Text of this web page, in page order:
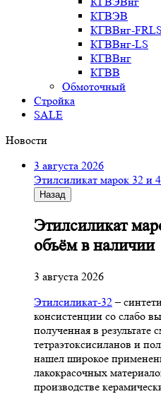
КГВЭВ
КГВВнг-FRLS
КГВВнг-LS
КГВВнг
КГВВ
Обмоточный
Стройка
SALE
Новости
3 августа 2026
Этилсиликат марок 32 и
Назад
Этилсиликат
объём в наличии
3 августа 2026
Этилсиликат-32–
консистенции со слабо
полученная в результате
тетpаэтоксисиланов и
нашел широкое
лакокрасочных
производстве